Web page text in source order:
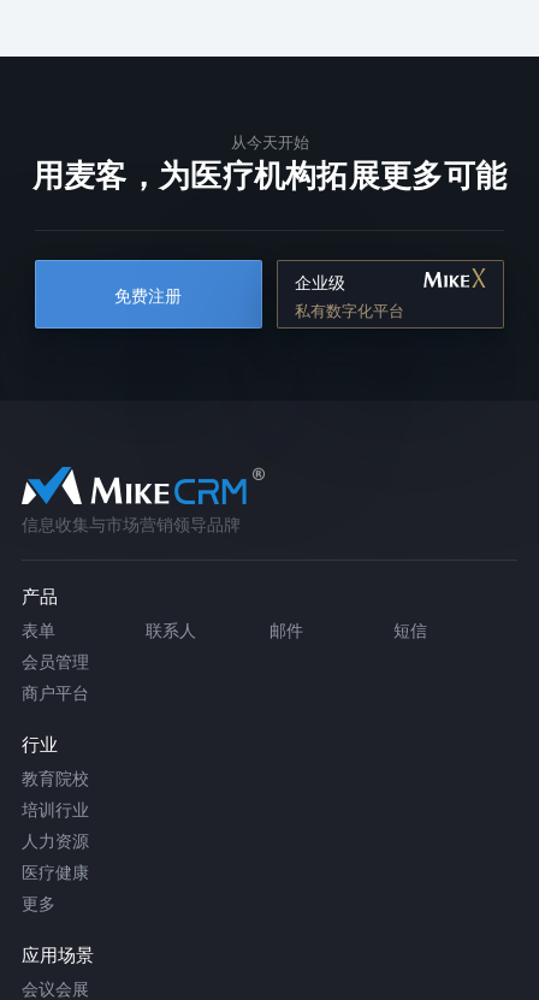
从今天开始
用麦客，为医疗机构拓展更多可能
免费注册
企业级
私有数字化平台
信息收集与市场营销领导品牌
产品
表单 联系人 邮件
短信
会员管理
商户平台
行业
教育院校
培训行业
人力资源
医疗健康
更多
应用场景
会议会展